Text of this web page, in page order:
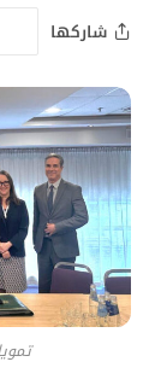
شاركها